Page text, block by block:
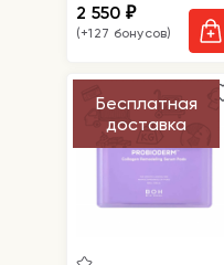
2 550₽
(+127 бонусов)
Бесплатная
доставка